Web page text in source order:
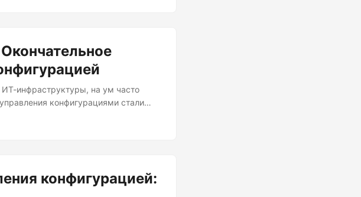
ИТ-инфраструктуры, на ум часто
конфигурациями стали
и поддерживать
конфигурацией: